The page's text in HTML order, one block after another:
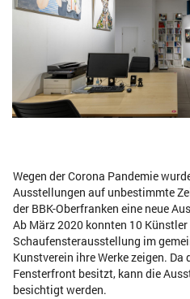
Wegen der Corona Pandemie
Ausstellungen auf unbestimmte
der BBK-Oberfranken eine neue
Ab März 2020 konnten 10
Schaufensterausstellung im
Kunstverein ihre Werke zeigen. Da
Fensterfront besitzt, kann die
besichtigt werden.